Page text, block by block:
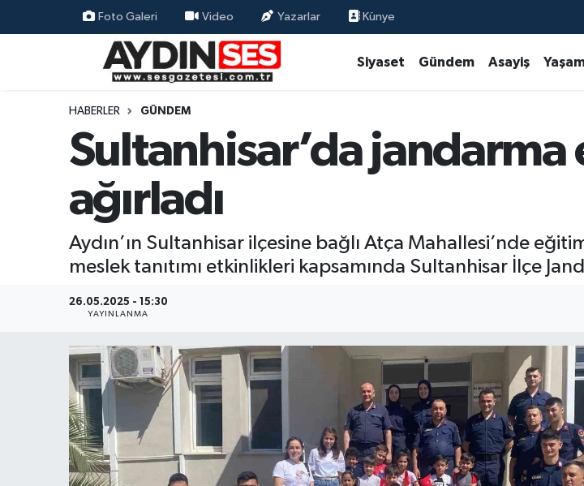
Foto Galeri Video Yazarlar Künye
Siyaset Gündem Asayiş
HABERLER GÜNDEM
Sultanhisar’da
ağırladı
Aydın’ın Sultanhisar ilçesine bağlı Atça Mahallesi’nde
meslek tanıtımı etkinlikleri kapsamında Sultanhisar İlçe
26.05.2025 - 15:30
YAYINLANMA
Siyaset
Ekonomi
Eğitim
Kültür Sanat
Spor
Aydın Nöbetçi Eczaneler
Aydın Hava Durumu
Aydin Namaz Vakitleri
Aydın Trafik Yoğunluk Haritası
Süper Lig Puan Durumu ve Fikstür
Tüm Manşetler
Son Dakika Haberleri
Haber Arşivi